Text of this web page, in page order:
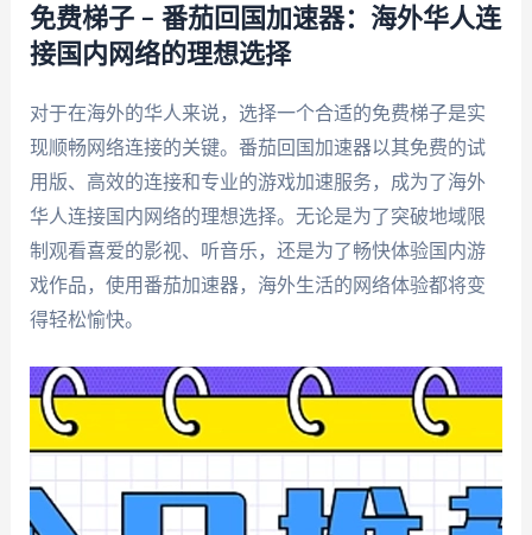
免费梯子 – 番茄回国加速器：海外华人连
接国内网络的理想选择
对于在海外的华人来说，选择一个合适的免费梯子是实
现顺畅网络连接的关键。番茄回国加速器以其免费的试
用版、高效的连接和专业的游戏加速服务，成为了海外
华人连接国内网络的理想选择。无论是为了突破地域限
制观看喜爱的影视、听音乐，还是为了畅快体验国内游
戏作品，使用番茄加速器，海外生活的网络体验都将变
得轻松愉快。